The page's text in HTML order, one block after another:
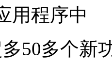
用程序中
50多个新